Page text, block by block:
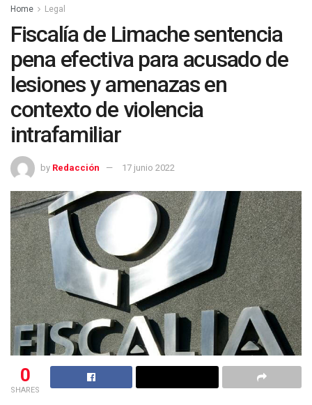
Home Legal
Fiscalía de Limache sentencia
pena efectiva para acusado de
lesiones y amenazas en
contexto de violencia
intrafamiliar
by Redacción 17 junio 2022
0
SHARES